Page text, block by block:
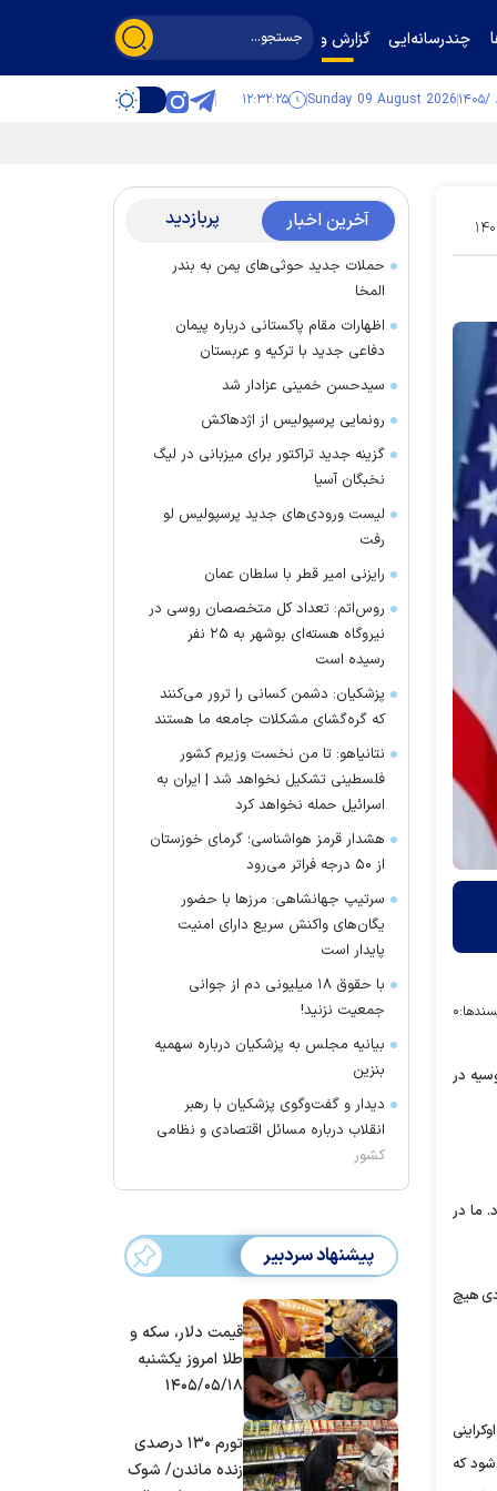
چندرسانه‌ایی گزارش و گفت‌وگو
Sunday 09 August 2026 ۱۲:۳۲:۲۶
۲۶
۰
در
ما در
هیچ
که
آخرین اخبار پربازدید
حملات جدید حوثی‌های یمن به بندر
المخا
اظهارات مقام پاکستانی درباره پیمان
دفاعی جدید با ترکیه و عربستان
سیدحسن خمینی عزادار شد
رونمایی پرسپولیس از اژدهاکش
گزینه جدید تراکتور برای میزبانی در لیگ
نخبگان آسیا
لیست ورودی‌های جدید پرسپولیس لو
رفت
رایزنی امیر قطر با سلطان عمان
روس‌اتم: تعداد کل متخصصان روسی در
نیروگاه هسته‌ای بوشهر به ۲۵ نفر
رسیده است
پزشکیان: دشمن کسانی را ترور می‌کنند
که گره‌گشای مشکلات جامعه ما هستند
نتانیاهو: تا من نخست وزیرم کشور
فلسطینی تشکیل نخواهد شد | ایران به
اسرائیل حمله نخواهد کرد
هشدار قرمز هواشناسی؛ گرمای خوزستان
از ۵۰ درجه فراتر می‌رود
سرتیپ جهانشاهی: مرز‌ها با حضور
یگان‌های واکنش سریع دارای امنیت
پایدار است
با حقوق ۱۸ میلیونی دم از جوانی
جمعیت نزنید!
بیانیه مجلس به پزشکیان درباره سهمیه
بنزین
دیدار و گفت‌وگوی پزشکیان با رهبر
انقلاب درباره مسائل اقتصادی و نظامی
کشور
پیشنهاد سردبیر
قیمت دلار، سکه و
طلا امروز یکشنبه
۱۴۰۵/۰۵/۱۸
تورم ۱۳۰ درصدی
زنده ماندن/ شوک